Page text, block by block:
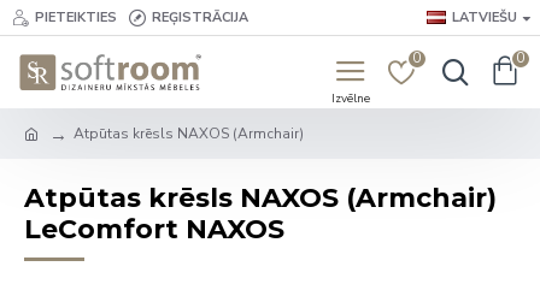
PIETEIKTIES REĢISTRĀCIJA LATVIEŠU
0 0
Atpūtas krēsls NAXOS (Armchair)
Atpūtas krēsls NAXOS (Armchair)
LeComfort NAXOS